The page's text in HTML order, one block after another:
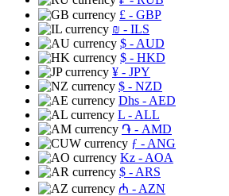
£ - GBP
₪ - ILS
$ - AUD
$ - HKD
¥ - JPY
$ - NZD
Dhs - AED
L - ALL
֏ - AMD
ƒ - ANG
Kz - AOA
$ - ARS
₼ - AZN